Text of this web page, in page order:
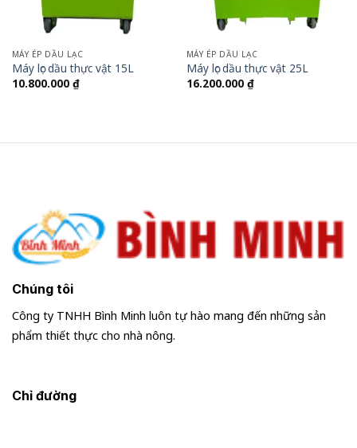
MÁY ÉP DẦU LẠC
Máy lọc dầu thực vật 15L
10.800.000 ₫
MÁY ÉP DẦU LẠC
Máy lọc dầu thực vật 25L
16.200.000 ₫
Chúng tôi
Công ty TNHH Bình Minh luôn tự hào mang đến những sản
phẩm thiết thực cho nhà nông.
Chỉ đường